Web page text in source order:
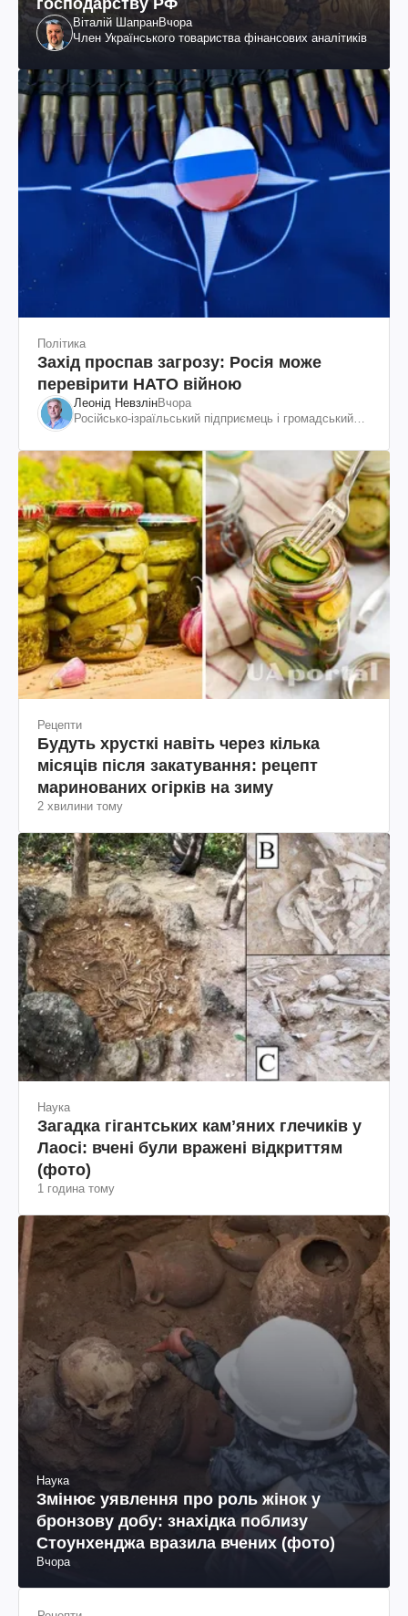
господарству РФ
Віталій ШапранВчора
Член Українського товариства фінансових аналітиків
Політика
Захід проспав загрозу: Росія може
перевірити НАТО війною
Леонід НевзлінВчора
Російсько-ізраїльський підприємець і громадський
Рецепти
Будуть хрусткі навіть через кілька
місяців після закатування: рецепт
маринованих огірків на зиму
2 хвилини тому
Наука
Загадка гігантських камʼяних глечиків у
Лаосі: вчені були вражені відкриттям
(фото)
1 година тому
Наука
Змінює уявлення про роль жінок у
бронзову добу: знахідка поблизу
Стоунхенджа вразила вчених (фото)
Вчора